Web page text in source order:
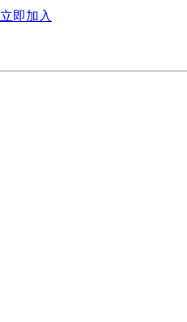
立即加入